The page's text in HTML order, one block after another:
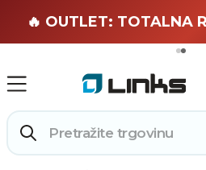
🏄 Zaslužuješ
🔥 OUTLET: TOTALNA